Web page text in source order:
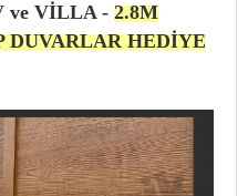
ve VİLLA - 2.8M
DUVARLAR HEDİYE